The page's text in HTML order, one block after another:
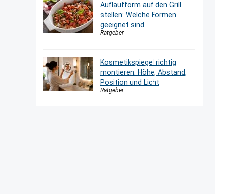
Auflaufform auf den Grill
stellen: Welche Formen
geeignet sind
Ratgeber
Kosmetikspiegel richtig
montieren: Höhe, Abstand,
Position und Licht
Ratgeber